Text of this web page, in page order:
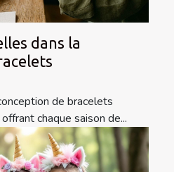
dans la
de bracelets
chaque saison de...